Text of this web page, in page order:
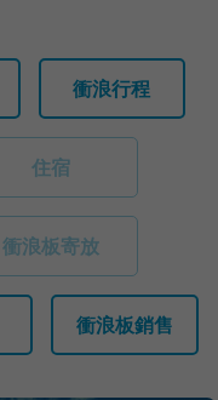
衝浪行程
住宿
衝浪板銷售
衝浪板寄放